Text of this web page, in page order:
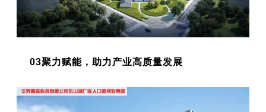
03聚力赋能，助力产业高质量发展